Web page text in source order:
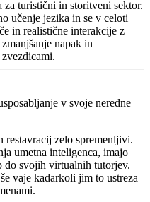
za turistični in storitveni sektor.
učenje jezika in se v celoti
in realistične interakcije z
napak in
v svoje neredne
restavracij zelo spremenljivi.
umetna inteligenca, imajo
do svojih virtualnih tutorjev.
vaje kadarkoli jim to ustreza